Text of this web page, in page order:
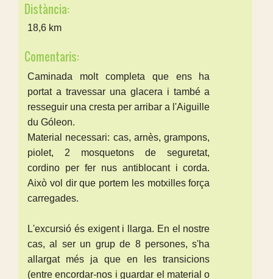
Distància:
18,6 km
Comentaris:
Caminada molt completa que ens ha
portat a travessar una glacera i també a
resseguir una cresta per arribar a l'Aiguille
du Góleon.
Material necessari: cas, arnès, grampons,
piolet, 2 mosquetons de seguretat,
cordino per fer nus antiblocant i corda.
Això vol dir que portem les motxilles força
carregades.
L'excursió és exigent i llarga. En el nostre
cas, al ser un grup de 8 persones, s'ha
allargat més ja que en les transicions
(entre encordar-nos i guardar el material o